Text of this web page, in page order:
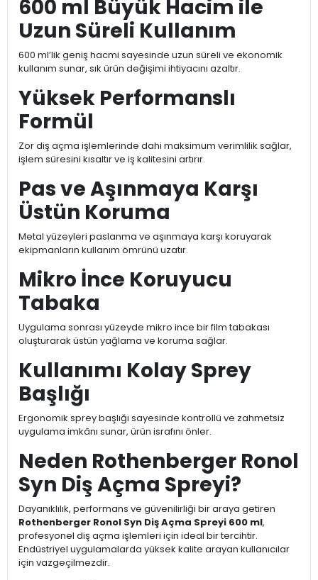
600 ml Büyük Hacim ile
Uzun Süreli Kullanım
600 ml’lik geniş hacmi sayesinde uzun süreli ve ekonomik
kullanım sunar, sık ürün değişimi ihtiyacını azaltır.
Yüksek Performanslı
Formül
Zor diş açma işlemlerinde dahi maksimum verimlilik sağlar,
işlem süresini kısaltır ve iş kalitesini artırır.
Pas ve Aşınmaya Karşı
Üstün Koruma
Metal yüzeyleri paslanma ve aşınmaya karşı koruyarak
ekipmanların kullanım ömrünü uzatır.
Mikro İnce Koruyucu
Tabaka
Uygulama sonrası yüzeyde mikro ince bir film tabakası
oluşturarak üstün yağlama ve koruma sağlar.
Kullanımı Kolay Sprey
Başlığı
Ergonomik sprey başlığı sayesinde kontrollü ve zahmetsiz
uygulama imkânı sunar, ürün israfını önler.
Neden Rothenberger Ronol
Syn Diş Açma Spreyi?
Dayanıklılık, performans ve güvenilirliği bir araya getiren
Rothenberger Ronol Syn Diş Açma Spreyi 600 ml,
profesyonel diş açma işlemleri için ideal bir tercihtir.
Endüstriyel uygulamalarda yüksek kalite arayan kullanıcılar
için vazgeçilmezdir.